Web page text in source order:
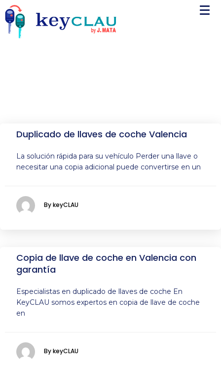
Duplicado de llaves de coche Valencia
La solución rápida para su vehículo Perder una llave o
necesitar una copia adicional puede convertirse en un
By keyCLAU
Copia de llave de coche en Valencia con
garantía
Especialistas en duplicado de llaves de coche En
KeyCLAU somos expertos en copia de llave de coche
en
By keyCLAU